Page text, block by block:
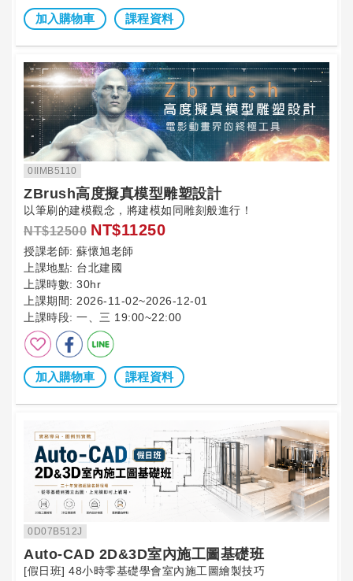
加入購物車 課程資料
0IIMB5110
ZBrush高度擬真模型雕塑設計
以筆刷的建模觀念，將建模如同雕刻般進行！
NT$12500 NT$11250
授課老師: 蘇懷旭老師
上課地點: 台北建國
上課時數: 30hr
上課期間: 2026-11-02~2026-12-01
上課時段: 一、三 19:00~22:00
加入購物車 課程資料
0D07B512J
Auto-CAD 2D&3D室內施工圖基礎班
[假日班] 48小時零基礎學會室內施工圖繪製技巧